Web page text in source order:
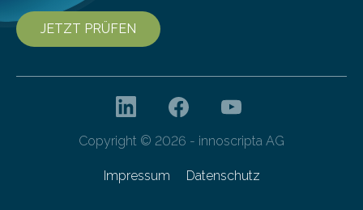
JETZT PRÜFEN
Copyright © 2026 - innoscripta AG
Impressum Datenschutz